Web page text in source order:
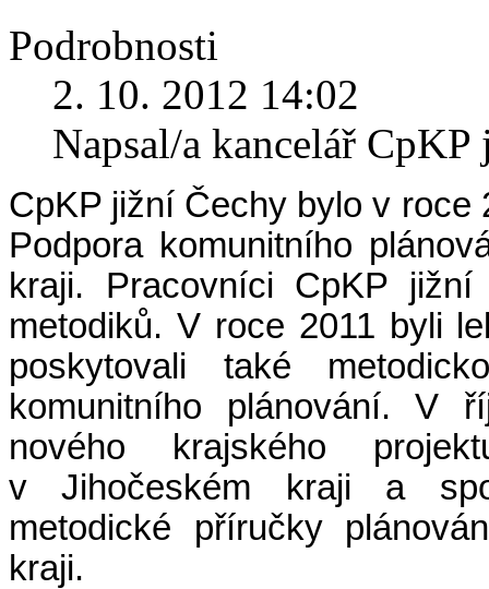
Podrobnosti
2. 10. 2012 14:02
Napsal/a kancelář
CpKP jižní Čechy bylo v roce
Podpora komunitního
kraji. Pracovníci CpKP
metodiků. V roce 2011 byli
poskytovali také
komunitního plánování. V
nového krajského
v Jihočeském kraji a
metodické příručky
kraji.